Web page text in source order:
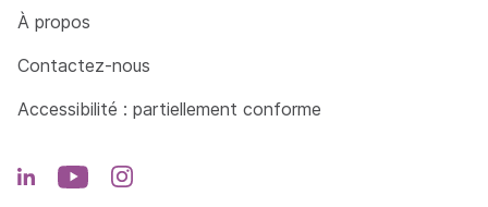
Côté Formations
À propos
Contactez-nous
Accessibilité : partiellement conforme